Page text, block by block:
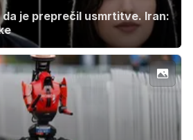
da je preprečil usmrtitve. Iran: